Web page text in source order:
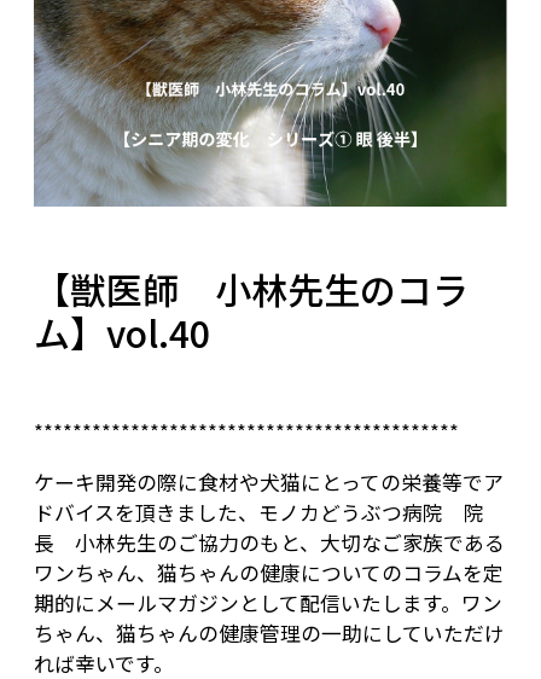
【獣医師 小林先生のコラ
ム】vol.40
********************************************
ケーキ開発の際に食材や犬猫にとっての栄養等でア
ドバイスを頂きました、モノカどうぶつ病院 院
長 小林先生のご協力のもと、大切なご家族である
ワンちゃん、猫ちゃんの健康についてのコラムを定
期的にメールマガジンとして配信いたします。ワン
ちゃん、猫ちゃんの健康管理の一助にしていただけ
れば幸いです。